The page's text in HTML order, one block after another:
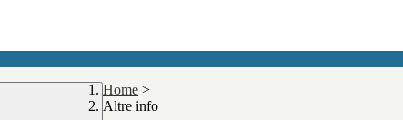
Home >
Altre info